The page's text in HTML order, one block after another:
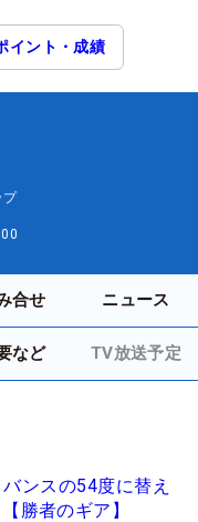
イント・成績
プ
合せ ニュース
など TV放送予定
ンスの54度に替え
勝者のギア】